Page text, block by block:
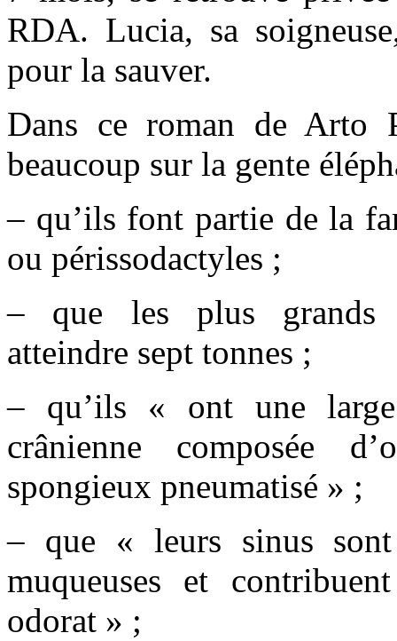
RDA. Lucia, sa
pour la sauver.
Dans ce roman de Arto
beaucoup sur la gente
– qu’ils font partie de la
ou périssodactyles ;
– que les plus grands
atteindre sept tonnes ;
– qu’ils « ont une
crânienne composée
spongieux pneumatisé » ;
– que « leurs sinus
muqueuses et
odorat » ;